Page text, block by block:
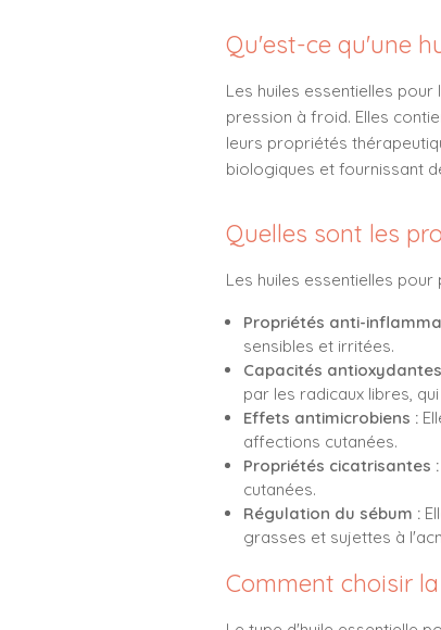
Qu'est-ce qu'une
Les huiles essentielles
pression à froid. Elles
leurs propriétés
biologiques et fournissant
Quelles sont les
Les huiles essentielles
Propriétés anti-
sensibles et irritées.
Capacités
par les radicaux libres,
Effets antimicrobiens :
affections cutanées.
Propriétés cicatrisantes :
cutanées.
Régulation du sébum :
grasses et sujettes à
Comment choisir